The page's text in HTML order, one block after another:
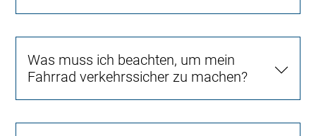
Was muss ich beachten, um mein
Fahrrad verkehrssicher zu machen?